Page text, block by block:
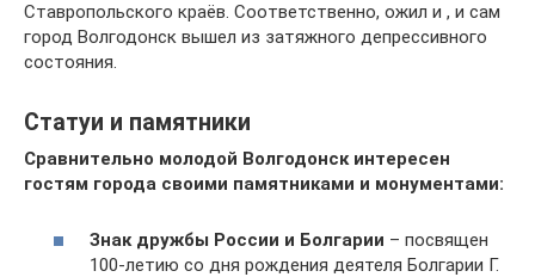
Ставропольского краёв. Соответственно, ожил и , и сам
город Волгодонск вышел из затяжного депрессивного
состояния.
Статуи и памятники
Сравнительно молодой Волгодонск интересен
гостям города своими памятниками и монументами:
Знак дружбы России и Болгарии – посвящен
100-летию со дня рождения деятеля Болгарии Г.